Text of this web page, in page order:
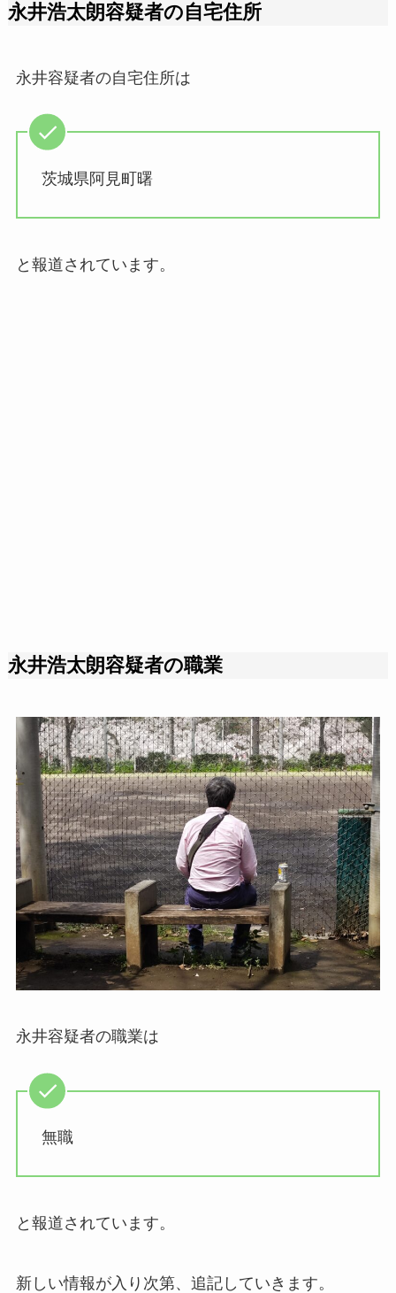
永井浩太朗容疑者の自宅住所
永井容疑者の自宅住所は
茨城県阿見町曙
と報道されています。
永井浩太朗容疑者の職業
永井容疑者の職業は
無職
と報道されています。
新しい情報が入り次第、追記していきます。